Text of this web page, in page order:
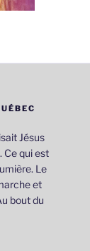
Jésus
Ce qui est
Le
et
bout du